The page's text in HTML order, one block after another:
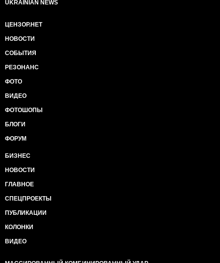
UKRAINIAN NEWS
ЦЕНЗОР.НЕТ
НОВОСТИ
СОБЫТИЯ
РЕЗОНАНС
ФОТО
ВИДЕО
ФОТОШОПЫ
БЛОГИ
ФОРУМ
БИЗНЕС
НОВОСТИ
ГЛАВНОЕ
СПЕЦПРОЕКТЫ
ПУБЛИКАЦИИ
КОЛОНКИ
ВИДЕО